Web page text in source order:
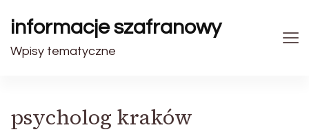
informacje szafranowy
Wpisy tematyczne
psycholog kraków